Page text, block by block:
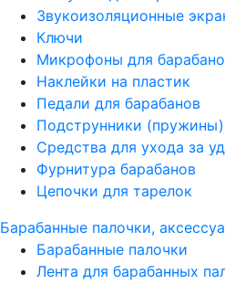
Звукоизоляционные
Ключи
Микрофоны для
Наклейки на пластик
Педали для барабанов
Подструнники (пружины)
Средства для ухода за
Фурнитура барабанов
Цепочки для тарелок
Барабанные палочки,
Барабанные палочки
Лента для барабанных